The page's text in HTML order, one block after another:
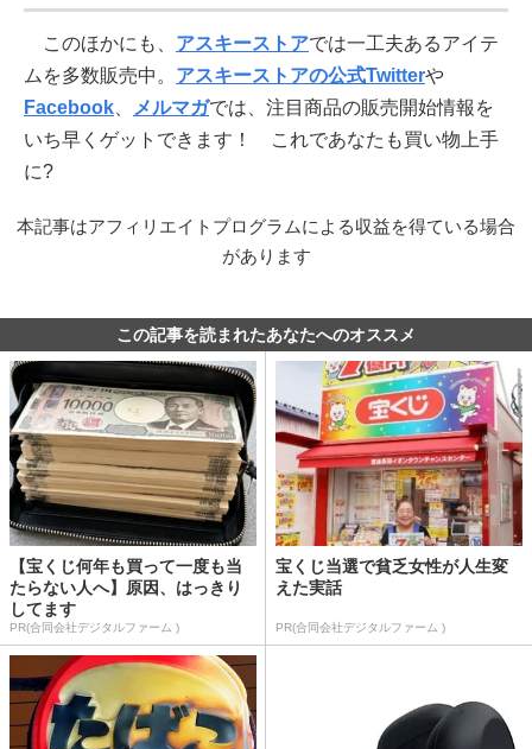
このほかにも、 アスキーストアでは一工夫あるアイテ
ムを多数販売中。 アスキーストアの公式Twitterや
Facebook
メルマガでは、注目商品の販売開始情報を
いち早くゲットできます！ これであなたも買い物上手
に?
本記事はアフィリエイトプログラムによる収益を得ている場合
があります
この記事を読まれたあなたへのオススメ
【宝くじ何年も買って一度も当
たらない人へ】原因、はっきり
してます
PR(合同会社デジタルファーム )
宝くじ当選で貧乏女性が人生変
えた実話
PR(合同会社デジタルファーム )